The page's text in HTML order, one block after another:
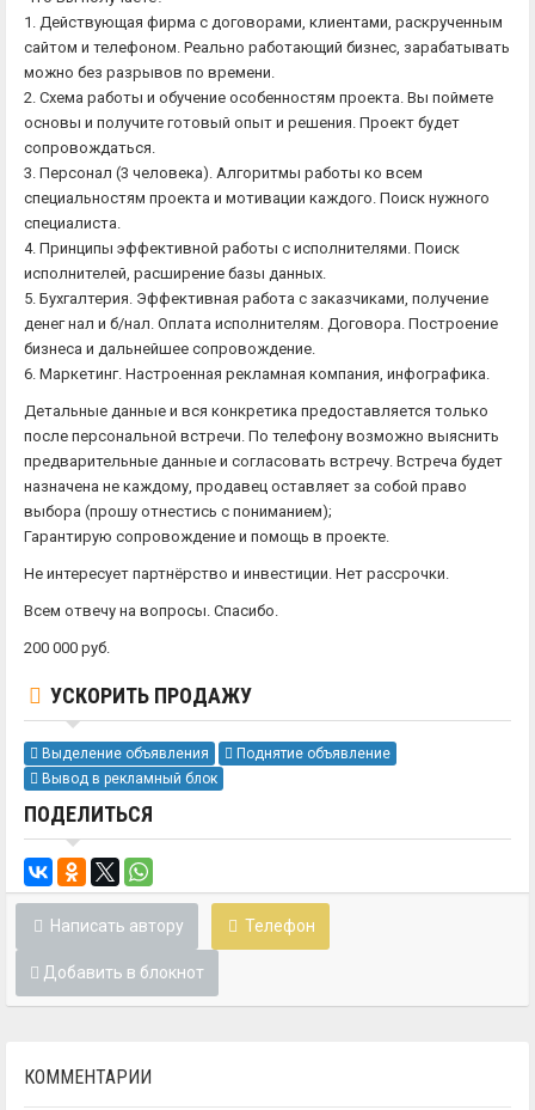
1. Действующая фирма с договорами, клиентами, раскрученным
сайтом и телефоном. Реально работающий бизнес, зарабатывать
можно без разрывов по времени.
2. Схема работы и обучение особенностям проекта. Вы поймете
основы и получите готовый опыт и решения. Проект будет
сопровождаться.
3. Персонал (3 человека). Алгоритмы работы ко всем
специальностям проекта и мотивации каждого. Поиск нужного
специалиста.
4. Принципы эффективной работы с исполнителями. Поиск
исполнителей, расширение базы данных.
5. Бухгалтерия. Эффективная работа с заказчиками, получение
денег нал и б/нал. Оплата исполнителям. Договора. Построение
бизнеса и дальнейшее сопровождение.
6. Маркетинг. Настроенная рекламная компания, инфографика.
Детальные данные и вся конкретика предоставляется только
после персональной встречи. По телефону возможно выяснить
предварительные данные и согласовать встречу. Встреча будет
назначена не каждому, продавец оставляет за собой право
выбора (прошу отнестись с пониманием);
Гарантирую сопровождение и помощь в проекте.
Не интересует партнёрство и инвестиции. Нет рассрочки.
Всем отвечу на вопросы. Спасибо.
200 000 руб.
УСКОРИТЬ ПРОДАЖУ
Выделение объявления
Поднятие объявление
Вывод в рекламный блок
ПОДЕЛИТЬСЯ
Написать автору Телефон
Добавить в блокнот
КОММЕНТАРИИ